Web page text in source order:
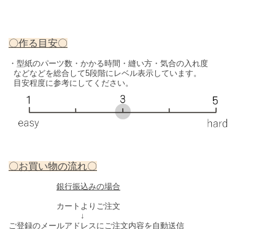
〇作る目安〇
・型紙のパーツ数・かかる時間・縫い方・気合の入れ度
などなどを総合して5段階にレベル表示しています。
目安程度に参考にしてください。
〇お買い物の流れ〇
銀行振込みの場合
カートよりご注文
↓
ご登録のメールアドレスにご注文内容を自動送信